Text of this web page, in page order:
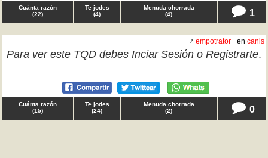
Cuánta razón
(22)
Te jodes
(4)
Menuda chorrada
(4) 1
♂ empotrator_ en canis
Para ver este TQD debes Inciar Sesión o Registrarte.
Cuánta razón
(15)
Te jodes
(24)
Menuda chorrada
(2) 0